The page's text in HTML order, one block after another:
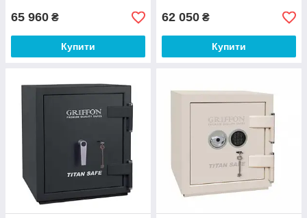
65 960 ₴
Купити
62 050 ₴
Купити